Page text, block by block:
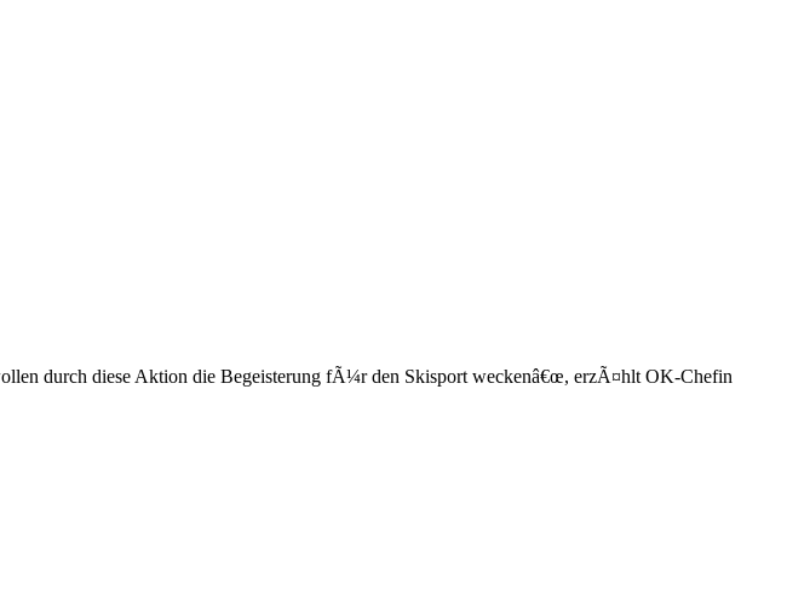
durch diese Aktion die Begeisterung fÃ¼r den Skisport weckenâ€œ, erzÃ¤hlt OK-Chefin